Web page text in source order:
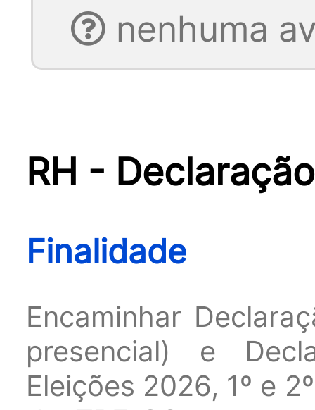
nenhuma
RH -
Finalidade
Encaminhar
presencial) e
Eleições 2026, 1º e